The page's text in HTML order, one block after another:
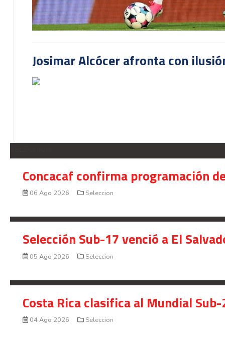
Josimar Alcócer afronta con
Concacaf confirma programación
06 Ago 2026 Seleccion
Selección Sub-17 venció a El
05 Ago 2026 Seleccion
Costa Rica clasifica al Mundial
04 Ago 2026 Seleccion